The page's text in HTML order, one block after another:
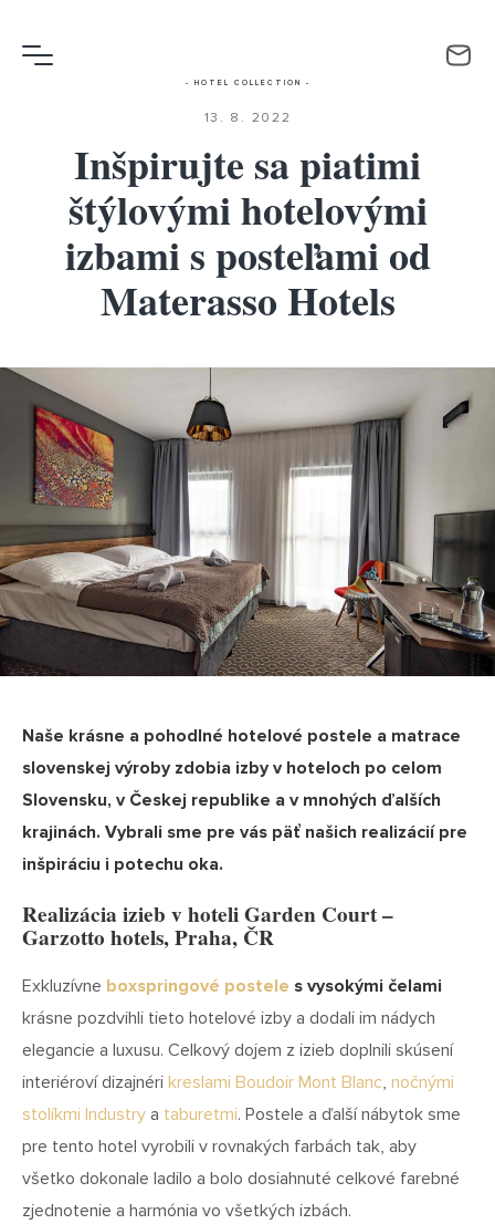
- HOTEL COLLECTION -
13. 8. 2022
Inšpirujte sa piatimi
štýlovými hotelovými
izbami s posteľami od
Materasso Hotels
Naše krásne a pohodlné hotelové postele a matrace
slovenskej výroby zdobia izby v hoteloch po celom
Slovensku, v Českej republike a v mnohých ďalších
krajinách. Vybrali sme pre vás päť našich realizácií pre
inšpiráciu i potechu oka.
Realizácia izieb v hoteli Garden Court –
Garzotto hotels, Praha, ČR
Exkluzívne boxspringové postele s vysokými čelami
krásne pozdvihli tieto hotelové izby a dodali im nádych
elegancie a luxusu. Celkový dojem z izieb doplnili skúsení
interiéroví dizajnéri kreslami Boudoir Mont Blanc, nočnými
stolíkmi Industry a taburetmi. Postele a ďalší nábytok sme
pre tento hotel vyrobili v rovnakých farbách tak, aby
všetko dokonale ladilo a bolo dosiahnuté celkové farebné
zjednotenie a harmónia vo všetkých izbách.